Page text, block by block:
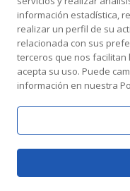
SUSCRIBIR AL
Su correo electrónico:
información estadística,
realizar un perfil de su
relacionada con sus
terceros que nos facilitan
acepta su uso. Puede
información en nuestra